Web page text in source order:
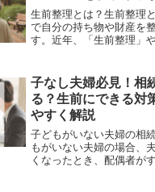
生前整理とは？生前整理
で自分の持ち物や財産を
す。近年、「生前整理」
えています。生前整理を
続や遺言の準備が進み、
子なし夫婦必見！相
る？生前にできる対
やすく解説
子どもがいない夫婦の相
もがいない夫婦の場合、
くなったとき、配偶者が